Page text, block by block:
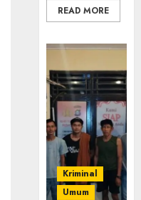
READ MORE
Kriminal
Umum